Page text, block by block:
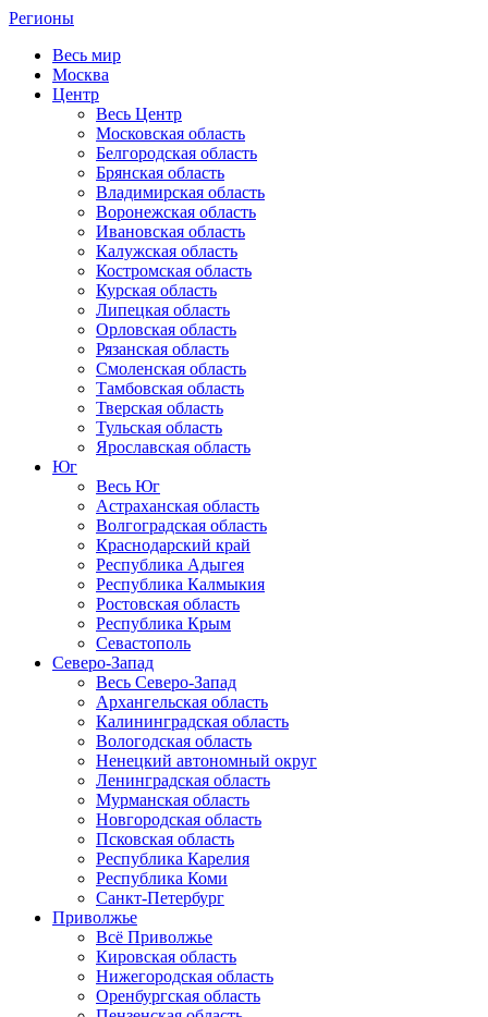
Регионы
Весь мир
Москва
Центр
Весь Центр
Московская область
Белгородская область
Брянская область
Владимирская область
Воронежская область
Ивановская область
Калужская область
Костромская область
Курская область
Липецкая область
Орловская область
Рязанская область
Смоленская область
Тамбовская область
Тверская область
Тульская область
Ярославская область
Юг
Весь Юг
Астраханская область
Волгоградская область
Краснодарский край
Республика Адыгея
Республика Калмыкия
Ростовская область
Республика Крым
Севастополь
Северо-Запад
Весь Северо-Запад
Архангельская область
Калининградская область
Вологодская область
Ненецкий автономный округ
Ленинградская область
Мурманская область
Новгородская область
Псковская область
Республика Карелия
Республика Коми
Санкт-Петербург
Приволжье
Всё Приволжье
Кировская область
Нижегородская область
Оренбургская область